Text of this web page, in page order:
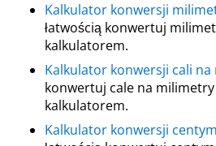
Kalkulator konwersji
łatwością konwertuj
kalkulatorem.
Kalkulator konwersji cali
konwertuj cale na milimetry
kalkulatorem.
Kalkulator konwersji